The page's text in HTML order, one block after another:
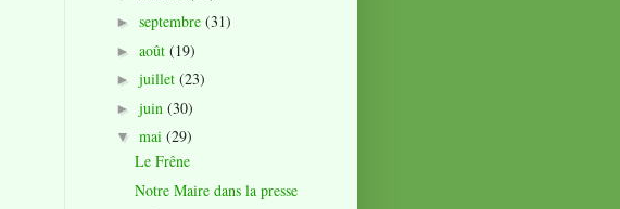
► septembre (31)
► août (19)
► juillet (23)
► juin (30)
▼ mai (29)
Le Frêne
Notre Maire dans la presse